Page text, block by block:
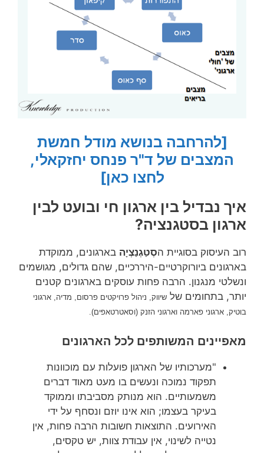
[להרחבה בנושא מודל חמשת
המצבים של ד"ר פנחס יחזקאלי,
לחצו כאן]
איך נבדיל בין ארגון חי ובועט לבין
ארגון בסטגנציה?
רוב העיסוק בסוגיית הסְטַגְנַצְיָה בארגונים, ממוקדת
בארגונים ביורוקרטיים-היררכיים, שהם גדולים, מגושמים
ונשלטי מנגנון. הרבה פחות עוסקים בארגונים קטנים
יותר, בתחומים של שיווק, ניהול פרויקטים פרסום, מדיה, ארגוני
בוטיק, ארגוני פארמה וארגוני הזנק (וסאטרטאפים).
מאפיינים המשותפים לכל הארגונים
"מערכותיו של הארגון פועלות עם מוכוונות
תפקוד נמוכה ונעשים בו מעט מאוד דברים
משמעותיים. הוא מנותק מסביבתו וממוקד
בעיקר בעצמו; הוא אינו יוזם ונסחף על ידי
האירועים. התוצאות חשובות הרבה פחות, אין
נטייה לשינוי, אין עבודת צוות, יש טקסים,